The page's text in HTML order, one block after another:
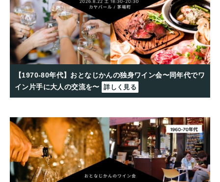
【1970-80年代】おとなじかんの独身ワイン会〜同年代でワ
イン片手に大人の交流を〜
詳しく見る